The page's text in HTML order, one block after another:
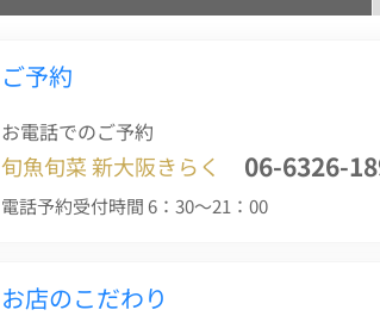
ご予約
お電話でのご予約
旬魚旬菜 新大阪きらく 06-6326-
電話予約受付時間 6：30～21：00
お店のこだわり